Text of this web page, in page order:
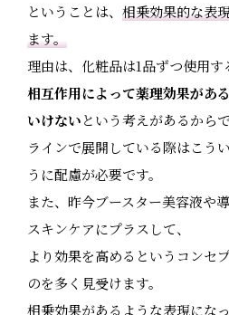
ということは、 相乗効果的な表
ます。
理由は、化粧品は1品ずつ使用す
相互作用によって薬理効果があ
いけないという考えがあるからで
ラインで展開している際はこう
うに配慮が必要です。
また、昨今ブースター美容液や
スキンケアにプラスして、
より効果を高めるというコンセ
のを多く見受けます。
相乗効果があるような表現にな